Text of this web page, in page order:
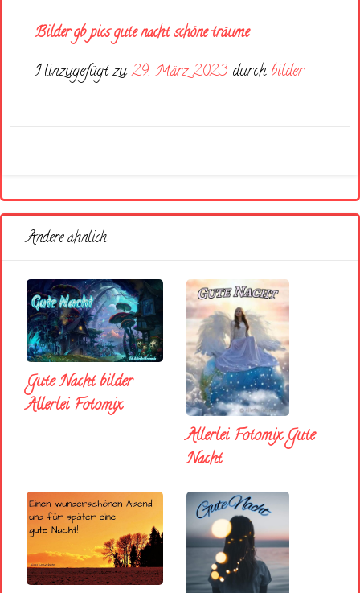
Bilder gb pics gute nacht schöne träume
Hinzugefügt zu29. März 2023 durch bilder
Andere ähnlich
Gute Nacht bilder
Allerlei Fotomix
Allerlei Fotomix Gute
Nacht